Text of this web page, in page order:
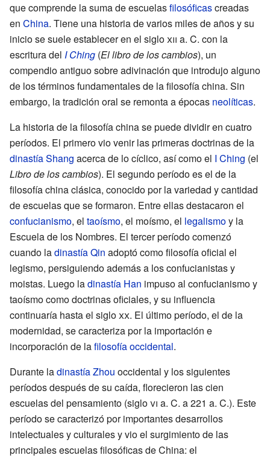
que comprende la suma de escuelasfilosóficascreadas
en China. Tiene una historia de varios miles de años y su
inicio se suele establecer en el sigloxii a. C. con la
escritura del I Ching (El libro de los cambios), un
compendio antiguo sobre adivinación que introdujo alguno
de los términos fundamentales de la filosofía china. Sin
embargo, la tradición oral se remonta a épocas neolíticas.
La historia de la filosofía china se puede dividir en cuatro
períodos. El primero vio venir las primeras doctrinas de la
dinastía Shang acerca de lo cíclico, así como el I Ching (el
Libro de los cambios). El segundo período es el de la
filosofía china clásica, conocido por la variedad y cantidad
de escuelas que se formaron. Entre ellas destacaron el
confucianismo, el taoísmo, el moísmo, el legalismoy la
Escuela de los Nombres. El tercer período comenzó
cuando ladinastía Qin adoptó como filosofía oficial el
legismo, persiguiendo además a los confucianistas y
moistas. Luego ladinastía Han impuso al confucianismo y
taoísmo como doctrinas oficiales, y su influencia
continuaría hasta el sigloxx. El último período, el de la
modernidad, se caracteriza por la importación e
incorporación de lafilosofía occidental.
Durante ladinastía Zhou occidental y los siguientes
períodos después de su caída, florecieron las cien
escuelas del pensamiento (siglovi a. C. a 221 a. C.). Este
período se caracterizó por importantes desarrollos
intelectuales y culturales y vio el surgimiento de las
principales escuelas filosóficas de China: el